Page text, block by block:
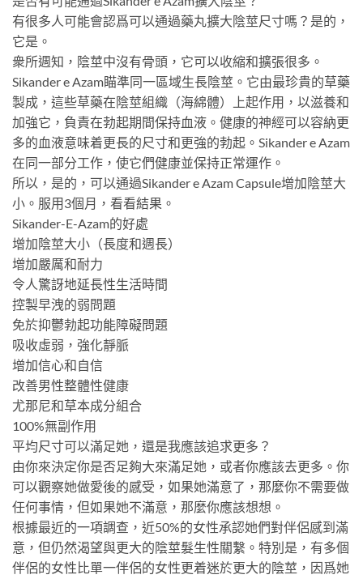
有很多人可能會認爲可以通過藥丸擴大陰莖尺寸嗎？是的，
它是。
衆所週知，陰莖中沒有骨頭，它可以收縮和擴張很多。
Sikander e Azam瞄準同一區域生長陰莖。它由最珍貴的草藥
製成，這些草藥在陰莖組織（海綿體）上起作用，以滋養和
加強它，負責在勃起期間保持血液。健康的神經可以容納更
多的血液意味着更長的尺寸和更強的勃起。Sikander e Azam
在同一部分工作，使它們健康並保持正常運作。
所以，是的，可以通過Sikander e Azam Capsule增加陰莖大
小。服用3個月，看看結果。
Sikander-E-Azam的好處
增加陰莖大小（長度和週長）
增加嚴厲和耐力
令人驚訝地延長性生活時間
控製早洩的弱問題
免於抑鬱勃起功能障礙問題
吸收虛弱，強化靜脈
增加信心和自信
改善男性整體性健康
尤那尼和草本成分組合
100%無副作用
平均尺寸可以滿足她，還是我應該追求更多？
由你來決定你是否足夠大來滿足她，或者你應該去更多。你
可以觀察她做愛後的感受，如果她滿意了，那麼你不需要做
任何事情，但如果她不滿意，那麼你應該想想。
根據最近的一項調查，近50%的女性承認她們對伴侶感到滿
意，但仍然渴望與更大的陰莖髮生性關繫。特別是，有多個
伴侶的女性比單一伴侶的女性更着迷於更大的陰莖，因爲她